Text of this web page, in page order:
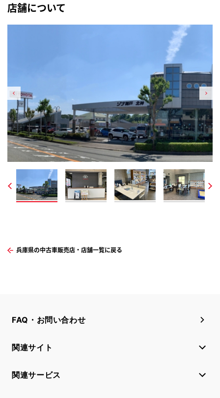
店舗について
兵庫県の中古車販売店・店舗一覧に戻る
FAQ・お問い合わせ
関連サイト
関連サービス